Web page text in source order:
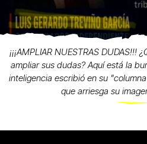
¡¡¡AMPLIAR NUESTRAS
ampliar sus dudas? Aquí está la
inteligencia escribió en su
que arriesga su